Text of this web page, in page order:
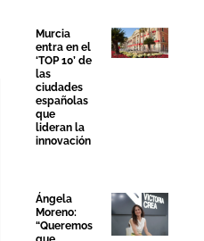
Murcia
entra en el
‘TOP 10’ de
las
ciudades
españolas
que
lideran la
innovación
Ángela
Moreno:
“Queremos